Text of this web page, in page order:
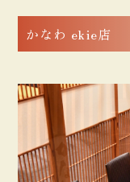
かなわ ekie店